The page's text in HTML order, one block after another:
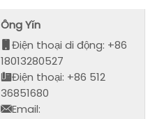
Ông Yǐn
Điện thoại di động: +86
18013280527
Điện thoại: +86 512
36851680
Email: